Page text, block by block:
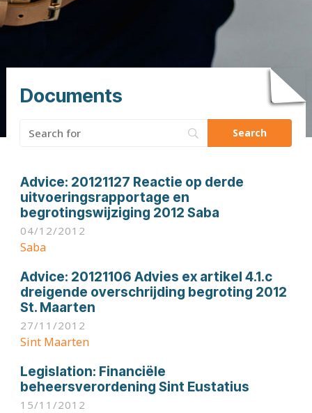
Documents
Search
Advice: 20121127 Reactie op derde
uitvoeringsrapportage en
begrotingswijziging 2012 Saba
04/12/2012
Saba
Advice: 20121106 Advies ex artikel 4.1.c
dreigende overschrijding begroting 2012
St. Maarten
27/11/2012
Sint Maarten
Legislation: Financiële
beheersverordening Sint Eustatius
15/11/2012